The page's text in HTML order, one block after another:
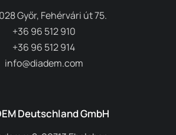
Győr, Fehérvári út 75.
+36 96 512 910
+36 96 512 914
info@diadem.com
Deutschland GmbH